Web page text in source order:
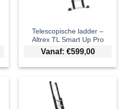
Telescopische ladder –
Altrex TL Smart Up Pro
Vanaf: €599,00